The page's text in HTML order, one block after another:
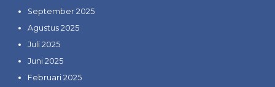
September 2025
Agustus 2025
Juli 2025
Juni 2025
Februari 2025